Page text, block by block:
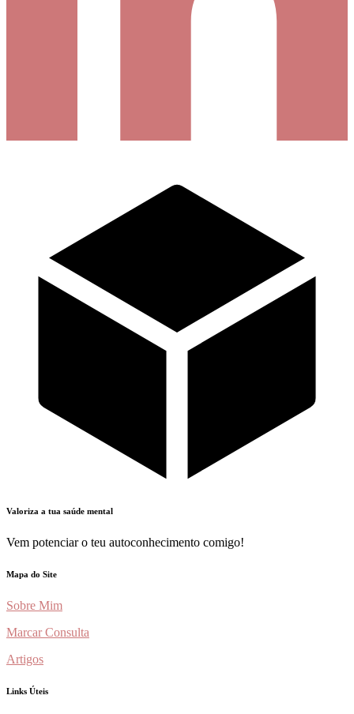
Valoriza a tua saúde mental
Vem potenciar o teu autoconhecimento comigo!
Mapa do Site
Sobre Mim
Marcar Consulta
Artigos
Links Úteis